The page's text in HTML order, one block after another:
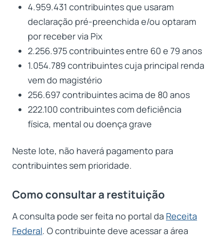
4.959.431 contribuintes que usaram
declaração pré-preenchida e/ou optaram
por receber via Pix
2.256.975 contribuintes entre 60 e 79 anos
1.054.789 contribuintes cuja principal renda
vem do magistério
256.697 contribuintes acima de 80 anos
222.100 contribuintes com deficiência
física, mental ou doença grave
Neste lote, não haverá pagamento para
contribuintes sem prioridade.
Como consultar a restituição
A consulta pode ser feita no portal da Receita
Federal. O contribuinte deve acessar a área